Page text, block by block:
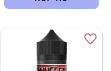
i favoriter